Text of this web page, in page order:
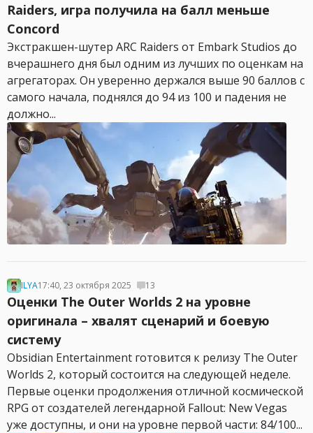
Raiders, игра получила на балл меньше
Concord
Экстракшен-шутер ARC Raiders от Embark Studios до
вчерашнего дня был одним из лучших по оценкам на
агрегаторах. Он уверенно держался выше 90 баллов с
самого начала, поднялся до 94 из 100 и падения не
должно...
ILYA17:40, 23 октября 2025 13
Оценки The Outer Worlds 2 на уровне
оригинала – хвалят сценарий и боевую
систему
Obsidian Entertainment готовится к релизу The Outer
Worlds 2, который состоится на следующей неделе.
Первые оценки продолжения отличной космической
RPG от создателей легендарной Fallout: New Vegas
уже доступны, и они на уровне первой части: 84/100...